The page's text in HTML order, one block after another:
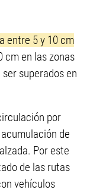
entre 5 y 10 cm
cm en las zonas
superados en
por
de
Por este
de las rutas
vehículos